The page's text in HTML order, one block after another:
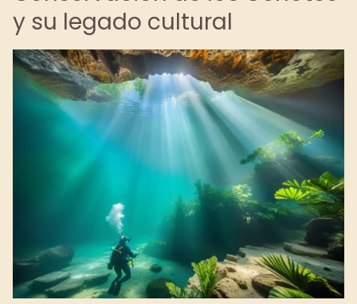
y su legado cultural